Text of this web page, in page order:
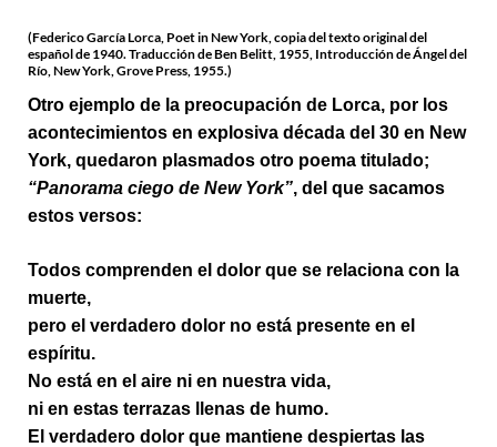
(Federico García Lorca, Poet in New York, copia del texto original del
español de 1940. Traducción de Ben Belitt, 1955, Introducción de Ángel del
Río, New York, Grove Press, 1955.)
Otro ejemplo de la preocupación de Lorca, por los
acontecimientos en explosiva década del 30 en New
York, quedaron plasmados otro poema titulado;
“Panorama ciego de New York”, del que sacamos
estos versos:
Todos comprenden el dolor que se relaciona con la
muerte,
pero el verdadero dolor no está presente en el
espíritu.
No está en el aire ni en nuestra vida,
ni en estas terrazas llenas de humo.
El verdadero dolor que mantiene despiertas las